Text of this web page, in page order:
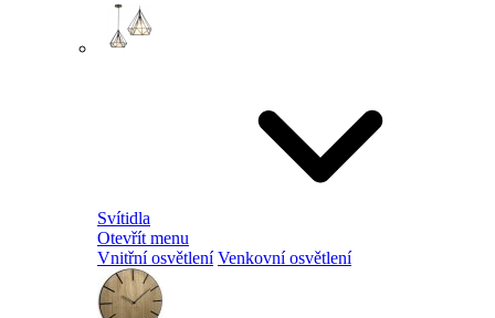
Svítidla
Otevřít menu
Vnitřní osvětlení Venkovní osvětlení